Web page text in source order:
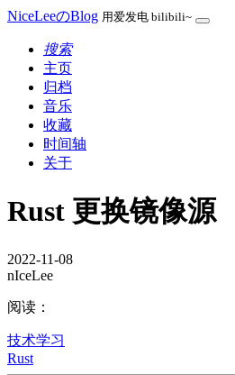
NiceLeeのBlog 用爱发电 bilibili~
搜索
主页
归档
音乐
收藏
时间轴
关于
Rust 更换镜像源
2022-11-08
nIceLee
阅读：
技术学习
Rust